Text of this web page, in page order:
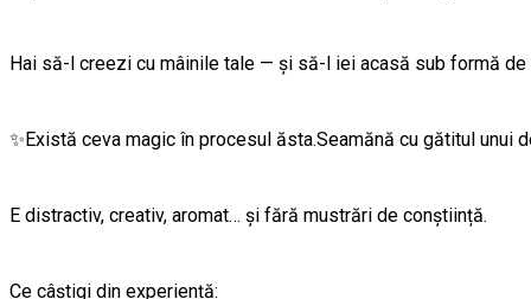
Hai să-l creezi cu mâinile tale — și să-l iei acasă sub formă de
✨Există ceva magic în procesul ăsta.Seamănă cu gătitul unui
E distractiv, creativ, aromat… și fără mustrări de conștiință.
Ce câștigi din experiență: